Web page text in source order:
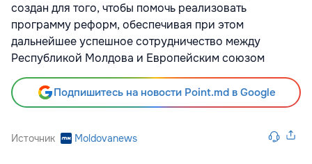
создан для того, чтобы помочь реализовать
программу реформ, обеспечивая при этом
дальнейшее успешное сотрудничество между
Республикой Молдова и Европейским союзом
Подпишитесь на новости Point.md в Google
Источник Moldovanews